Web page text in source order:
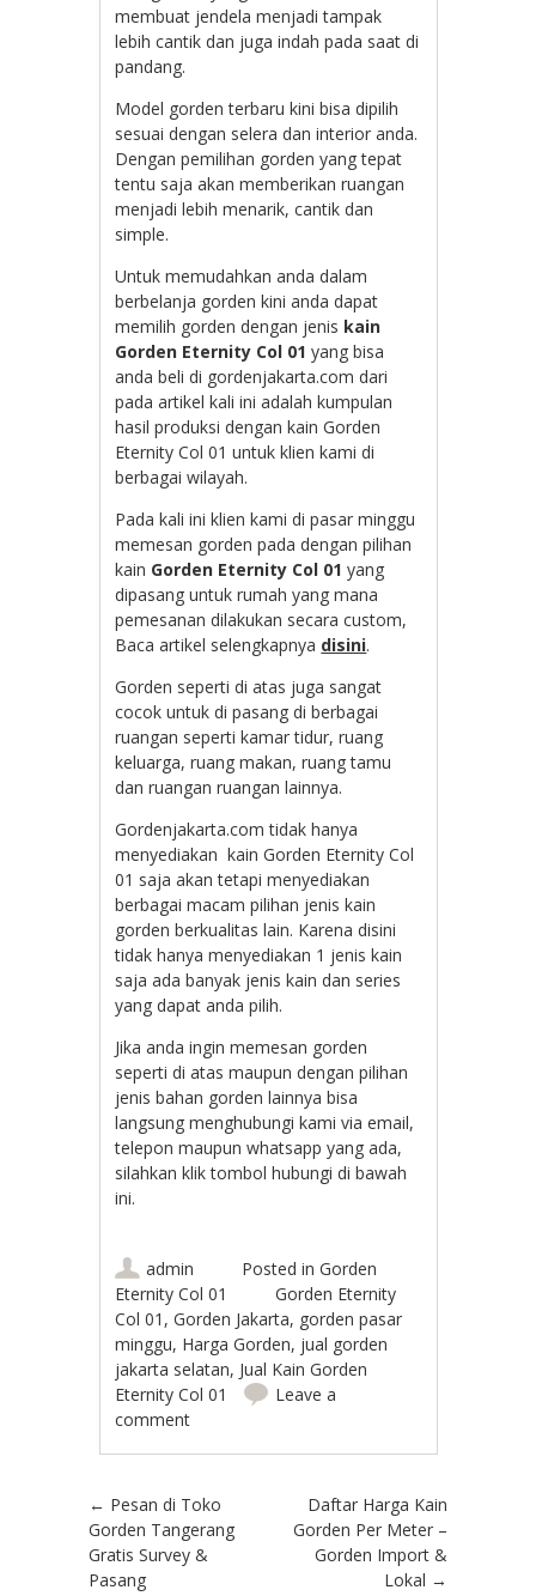
membuat jendela menjadi tampak
lebih cantik dan juga indah pada saat di
pandang.
Model gorden terbaru kini bisa dipilih
sesuai dengan selera dan interior anda.
Dengan pemilihan gorden yang tepat
tentu saja akan memberikan ruangan
menjadi lebih menarik, cantik dan
simple.
Untuk memudahkan anda dalam
berbelanja gorden kini anda dapat
memilih gorden dengan jenis kain
Gorden Eternity Col 01yang bisa
anda beli di gordenjakarta.com dari
pada artikel kali ini adalah kumpulan
hasil produksi dengan kainGorden
Eternity Col 01 untuk klien kami di
berbagai wilayah.
Pada kali ini klien kami di pasar minggu
memesan gorden pada dengan pilihan
kain Gorden Eternity Col 01 yang
dipasang untuk rumah yang mana
pemesanan dilakukan secara custom,
Baca artikel selengkapnya disini.
Gorden seperti di atas juga sangat
cocok untuk di pasang di berbagai
ruangan seperti kamar tidur, ruang
keluarga, ruang makan, ruang tamu
dan ruangan ruangan lainnya.
Gordenjakarta.com tidak hanya
menyediakan kainGorden Eternity Col
01 saja akan tetapi menyediakan
berbagai macam pilihan jenis kain
gorden berkualitas lain. Karena disini
tidak hanya menyediakan 1 jenis kain
saja ada banyak jenis kain dan series
yang dapat anda pilih.
Jika anda ingin memesan gorden
seperti di atas maupun dengan pilihan
jenis bahan gorden lainnya bisa
langsung menghubungi kami via email,
telepon maupun whatsapp yang ada,
silahkan klik tombol hubungi di bawah
ini.
admin Posted inGorden
Eternity Col 01
Gorden Eternity
Col 01 ,Gorden Jakarta, gorden pasar
minggu, Harga Gorden, jual gorden
jakarta selatan, Jual Kain Gorden
Eternity Col 01
Leave a
comment
Post navigation
← Pesan di Toko
Gorden Tangerang
Gratis Survey &
Pasang
Daftar Harga Kain
Gorden Per Meter –
Gorden Import &
Lokal →